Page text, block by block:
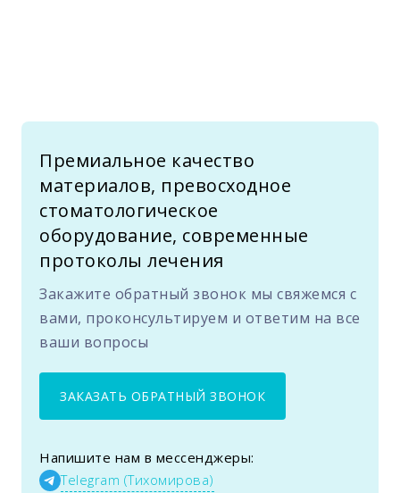
Премиальное качество
материалов, превосходное
стоматологическое
оборудование, современные
протоколы лечения
Закажите обратный звонок мы свяжемся с
вами, проконсультируем и ответим на все
ваши вопросы
ЗАКАЗАТЬ ОБРАТНЫЙ ЗВОНОК
Напишите нам в мессенджеры:
Telegram (Тихомирова)